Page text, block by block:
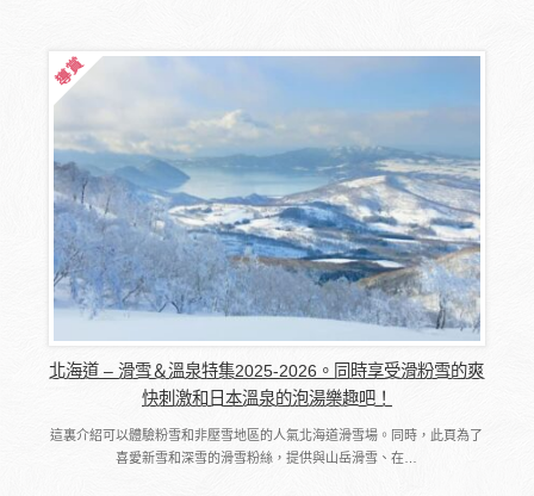
北海道 – 滑雪＆溫泉特集2025-2026。同時享受滑粉雪的爽
快刺激和日本溫泉的泡湯樂趣吧！
這裏介紹可以體驗粉雪和非壓雪地區的人氣北海道滑雪場。同時，此頁為了
喜愛新雪和深雪的滑雪粉絲，提供與山岳滑雪、在…